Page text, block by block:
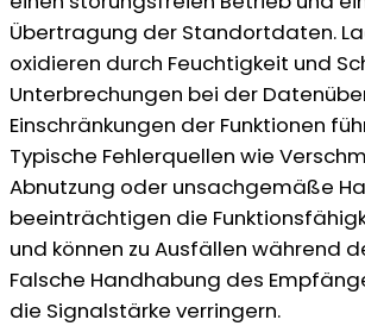
Übertragung der Standortdaten.
oxidieren durch Feuchtigkeit und
Unterbrechungen bei der
Einschränkungen der Funktionen
Typische Fehlerquellen wie
Abnutzung oder unsachgemäße
beeinträchtigen die
und können zu Ausfällen während
Falsche Handhabung des
die Signalstärke verringern.